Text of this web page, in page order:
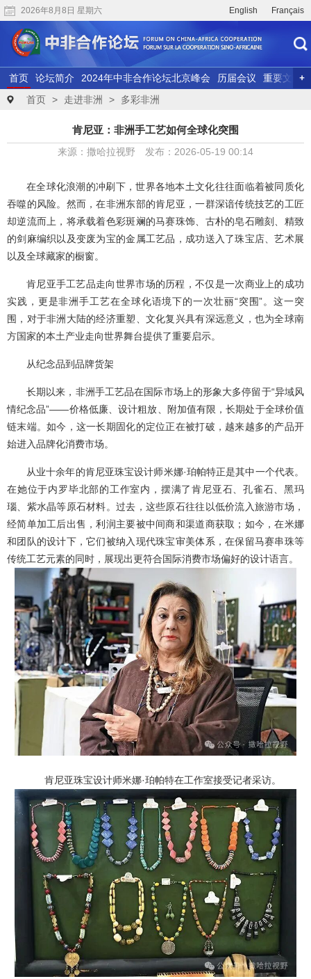
2026年8月8日 星期六 English Français
首页 论坛简介 2024年中非合作论坛北京峰会 历届会议
重要文献
联合研究
精彩视频
首页 > 走进非洲 > 多彩非洲
肯尼亚：非洲手工艺如何全球化突围
来源：撒哈拉视野 发布：2026-05-19 00:14
在全球化浪潮的冲刷下，世界各地本土文化往往面临着被同质化
吞噬的风险。然而，在非洲东部的肯尼亚，一群深谙传统技艺的工匠
却逆流而上，将承载着色彩斑斓的马赛珠饰、古朴的皂石雕刻、精致
的剑麻编织以及变废为宝的金属工艺品，成功送入了珠宝店、艺术展
以及全球藏家的橱窗。
肯尼亚手工艺品走向世界市场的历程，不仅是一次商业上的成功
实践，更是非洲手工艺在全球化语境下的一次壮丽“突围”。这一突
围，对于非洲大陆的经济重塑、文化复兴具有深远意义，也为全球南
方国家的本土产业走向世界舞台提供了重要启示。
从纪念品到品牌货架
长期以来，非洲手工艺品在国际市场上的形象大多停留于“异域风
情纪念品”——价格低廉、设计粗放、附加值有限，长期处于全球价值
链末端。如今，这一长期固化的定位正在被打破，越来越多的产品开
始进入品牌化消费市场。
从业十余年的肯尼亚珠宝设计师米娜·珀帕特正是其中一个代表。
在她位于内罗毕北部的工作室内，摆满了肯尼亚石、孔雀石、黑玛
瑙、紫水晶等原石材料。过去，这些原石往往以低价流入旅游市场，
经简单加工后出售，利润主要被中间商和渠道商获取；如今，在米娜
和团队的设计下，它们被纳入现代珠宝审美体系，在保留马赛串珠等
传统工艺元素的同时，展现出更符合国际消费市场偏好的设计语言。
肯尼亚珠宝设计师米娜·珀帕特在工作室接受记者采访。